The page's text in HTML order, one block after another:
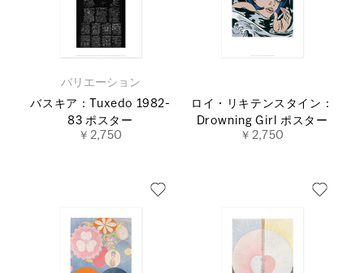
バリエーション
バスキア：Tuxedo 1982-
83 ポスター
￥2,750
ロイ・リキテンスタイン：
Drowning Girl ポスター
￥2,750